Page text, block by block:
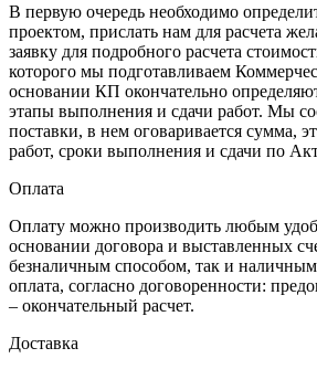
В первую очередь необходимо
проектом, прислать нам для расчета
заявку для подробного расчета
которого мы подготавливаем
основании КП окончательно
этапы выполнения и сдачи работ. Мы
поставки, в нем оговаривается сумма,
работ, сроки выполнения и сдачи по
Оплата
Оплату можно производить любым
основании договора и выставленных
безналичным способом, так и
оплата, согласно договоренности:
– окончательный расчет.
Доставка